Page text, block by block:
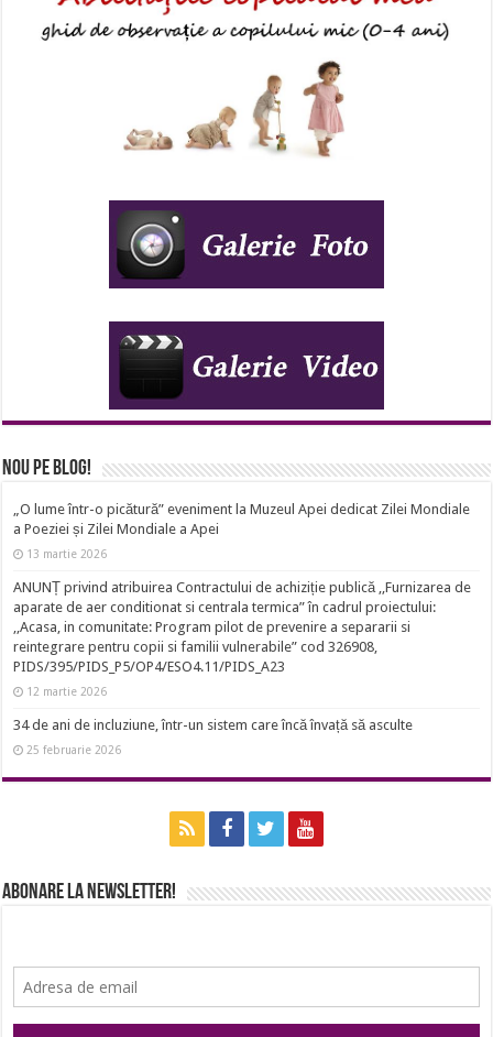
Nou pe Blog!
„O lume într-o picătură” eveniment la Muzeul Apei dedicat Zilei Mondiale
a Poeziei și Zilei Mondiale a Apei
13 martie 2026
ANUNȚ privind atribuirea Contractului de achiziție publică ,,Furnizarea de
aparate de aer conditionat si centrala termica” în cadrul proiectului:
,,Acasa, in comunitate: Program pilot de prevenire a separarii si
reintegrare pentru copii si familii vulnerabile” cod 326908,
PIDS/395/PIDS_P5/OP4/ESO4.11/PIDS_A23
12 martie 2026
34 de ani de incluziune, într-un sistem care încă învață să asculte
25 februarie 2026
Abonare la newsletter!